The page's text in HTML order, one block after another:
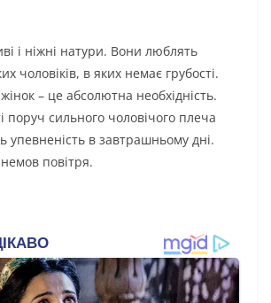
і ніжні натури. Вони люблять
чоловіків, в яких немає грубості.
– це абсолютна необхідність.
поруч сильного чоловічого плеча
упевненість в завтрашньому дні.
повітря.